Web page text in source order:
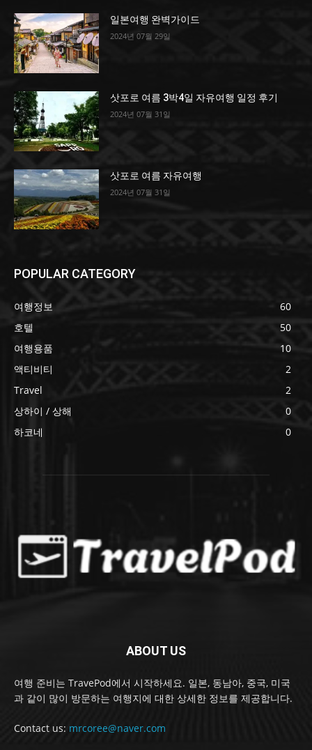
일본여행 완벽가이드
2024년 07월 29일
삿포로 여름 3박4일 자유여행 일정 후기
2024년 07월 31일
삿포로 여름 자유여행
2024년 07월 31일
POPULAR CATEGORY
여행정보
60
호텔
50
여행용품
10
액티비티
2
Travel
2
상하이 / 상해
0
하코네
0
ABOUT US
여행 준비는 TravePod에서 시작하세요. 일본, 동남아, 중국, 미국
과 같이 많이 방문하는 여행지에 대한 상세한 정보를 제공합니다.
Contact us: mrcoree@naver.com